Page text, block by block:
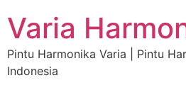
Varia
Pintu Harmonika Varia | Pintu
Indonesia